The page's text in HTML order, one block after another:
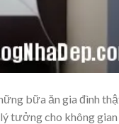
bữa ăn gia đình
tưởng cho không gian